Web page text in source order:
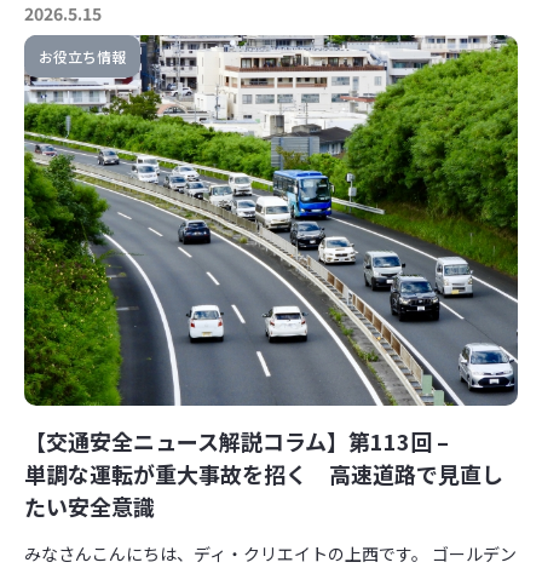
2026.5.15
お役立ち情報
【交通安全ニュース解説コラム】第113回 –
単調な運転が重大事故を招く 高速道路で見直し
たい安全意識
みなさんこんにちは、ディ・クリエイトの上西です。 ゴールデン